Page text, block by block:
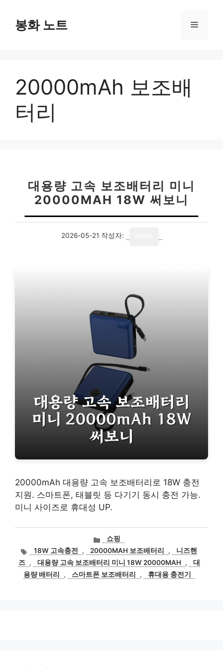
봉화 노트 메
20000mAh 보조배
터리
대용량 고속 보조배터리 미니
20000MAH 18W 써보니
2026-05-21 작성자:
20000mAh 대용량 고속 보조배터리로 18W 충전
지원. 스마트폰, 태블릿 등 다기기 동시 충전 가능.
미니 사이즈로 휴대성 UP.
카
테
고
리
쇼핑
태18W 고속충전 , 20000MAH 보조배터리 ,
니즈핸
즈 , 대용량 고속 보조배터리 미니 18W 20000MAH ,
대
용량 배터리
, 스마트폰 보조배터리 , 휴대용 충전기